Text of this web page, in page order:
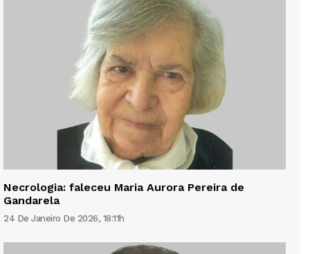
Necrologia: faleceu Maria Aurora Pereira de
Gandarela
24 De Janeiro De 2026, 18:11h